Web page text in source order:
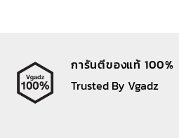
การันตีของแท้ 100%
Trusted By Vgadz